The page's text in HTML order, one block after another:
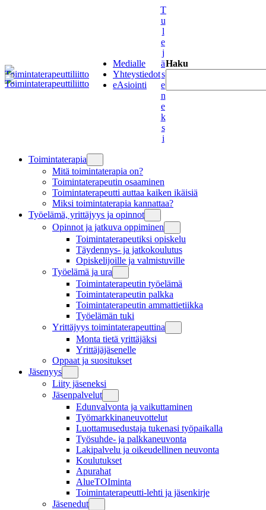
Medialle
Yhteystiedot
eAsiointi
T
u
l
e
j
ä
s
e
n
e
k
s
i
Haku
Toimintaterapia
Mitä toimintaterapia on?
Toimintaterapeutin osaaminen
Toimintaterapeutti auttaa kaiken ikäisiä
Miksi toimintaterapia kannattaa?
Työelämä, yrittäjyys ja opinnot
Opinnot ja jatkuva oppiminen
Toimintaterapeutiksi opiskelu
Täydennys- ja jatkokoulutus
Opiskelijoille ja valmistuville
Työelämä ja ura
Toimintaterapeutin työelämä
Toimintaterapeutin palkka
Toimintaterapeutin ammattietiikka
Työelämän tuki
Yrittäjyys toimintaterapeuttina
Monta tietä yrittäjäksi
Yrittäjäjäsenelle
Oppaat ja suositukset
Jäsenyys
Liity jäseneksi
Jäsenpalvelut
Edunvalvonta ja vaikuttaminen
Työmarkkinaneuvottelut
Luottamusedustaja tukenasi työpaikalla
Työsuhde- ja palkkaneuvonta
Lakipalvelu ja oikeudellinen neuvonta
Koulutukset
Apurahat
AlueTOIminta
Toimintaterapeutti-lehti ja jäsenkirje
Jäsenedut